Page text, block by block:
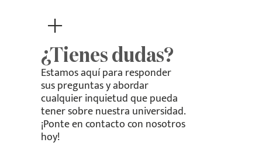
+
¿Tienes dudas?
Estamos aquí para responder
sus preguntas y abordar
cualquier inquietud que pueda
tener sobre nuestra universidad.
¡Ponte en contacto con nosotros
hoy!